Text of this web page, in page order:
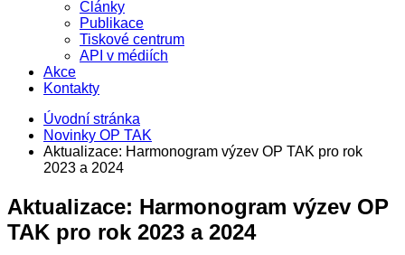
Články
Publikace
Tiskové centrum
API v médiích
Akce
Kontakty
Úvodní stránka
Novinky OP TAK
Aktualizace: Harmonogram výzev OP TAK pro rok
2023 a 2024
Aktualizace: Harmonogram výzev OP
TAK pro rok 2023 a 2024